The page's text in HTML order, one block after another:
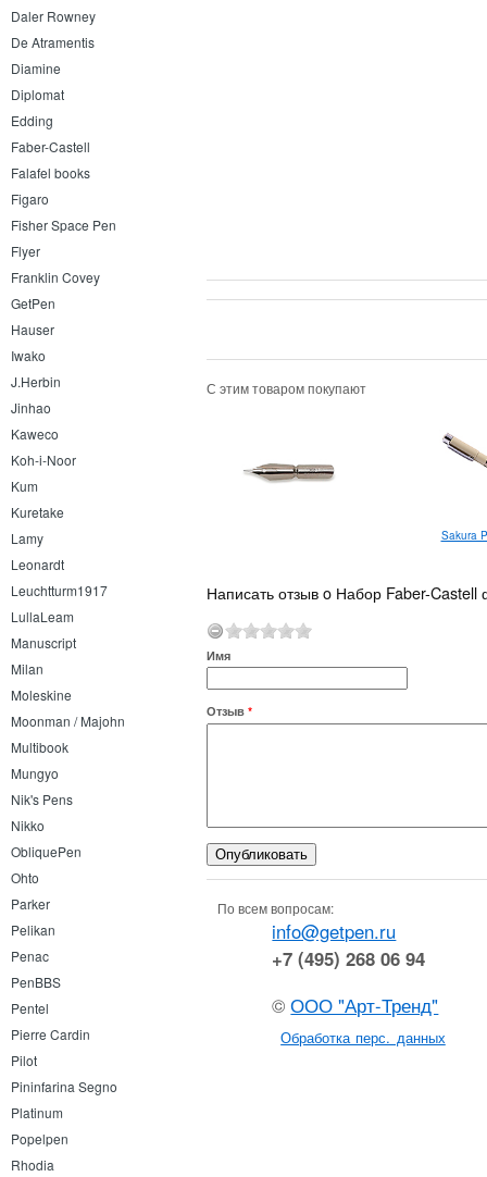
Daler Rowney
De Atramentis
Diamine
Diplomat
Edding
Faber-Castell
Falafel books
Figaro
Fisher Space Pen
Flyer
Franklin Covey
GetPen
Hauser
Iwako
J.Herbin
Jinhao
Kaweco
Koh-i-Noor
Kum
Kuretake
Lamy
Leonardt
Leuchtturm1917
LullaLeam
Manuscript
Milan
Moleskine
Moonman / Majohn
Multibook
Mungyo
Nik's Pens
Nikko
ObliquePen
Ohto
Parker
Pelikan
Penac
PenBBS
Pentel
Pierre Cardin
Pilot
Pininfarina Segno
Platinum
Popelpen
Rhodia
С этим товаром покупают
Sakura
Написать отзыв o Набор Faber-
Имя
Отзыв *
По всем вопросам:
info@getpen.ru
+7 (495) 268 06 94
©ООО "Арт-Тренд"
Обработка перс. данных